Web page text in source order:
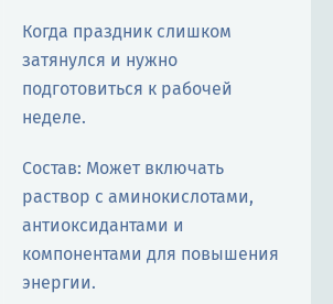
Когда праздник слишком
затянулся и нужно
подготовиться к рабочей
неделе.
Состав: Может включать
раствор с аминокислотами,
антиоксидантами и
компонентами для повышения
энергии.